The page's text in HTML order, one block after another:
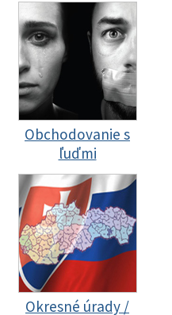
Obchodovanie s
ľuďmi
Okresné úrady /